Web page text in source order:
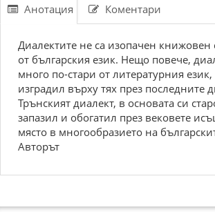
Анотация Коментари
Диалектите не са изопачен книжовен
от българския език. Нещо повече,
много по-стари от литературния език,
изградил върху тях през последните
Трънският диалект, в основата си
запазил и обогатил през вековете
място в многообразието на
Авторът